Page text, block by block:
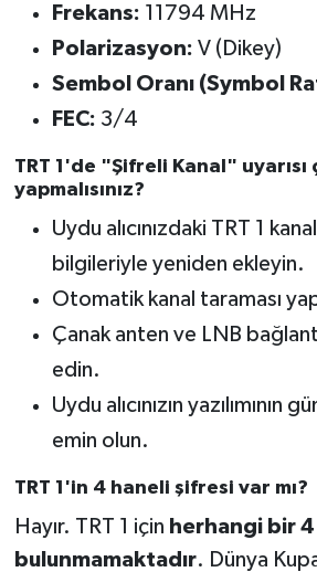
Frekans: 11794 MHz
Polarizasyon: V (Dikey)
Sembol Oranı (Symbol
FEC: 3/4
TRT 1'de "Şifreli Kanal" uyarısı
yapmalısınız?
Uydu alıcınızdaki TRT 1
bilgileriyle yeniden ekleyin.
Otomatik kanal taraması
Çanak anten ve LNB
edin.
Uydu alıcınızın yazılımının
emin olun.
TRT 1'in 4 haneli şifresi var mı?
Hayır. TRT 1 için herhangi bir
bulunmamaktadır. Dünya
Yerel
Künye